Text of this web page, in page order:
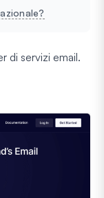
di servizi email.